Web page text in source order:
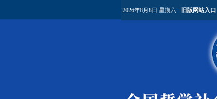
2026年8月8日 星期六 旧版网站入口